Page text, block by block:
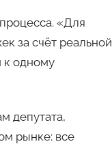
«Для
за счёт реальной
к одному
депутата,
рынке: все